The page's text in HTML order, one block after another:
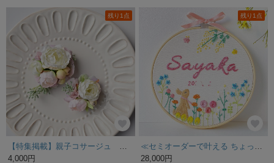
残り1点
4,000円
残り1点
28,000円